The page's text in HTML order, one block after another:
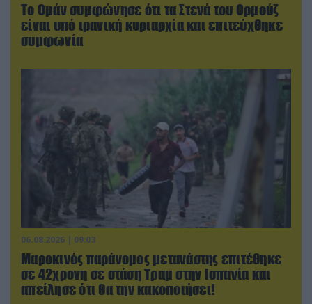
Το Ομάν συμφώνησε ότι τα Στενά του Ορμούζ
είναι υπό ιρανική κυριαρχία και επιτεύχθηκε
συμφωνία
06.08.2026 | 09:03
Μαροκινός παράνομος μετανάστης επιτέθηκε
σε 42χρονη σε στάση Τραμ στην Ισπανία και
απείλησε ότι θα την κακοποιήσει!